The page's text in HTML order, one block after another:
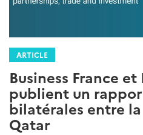
ARTICLE
Business France
publient un
bilatérales entre
Qatar